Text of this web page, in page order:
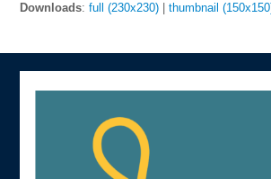
Downloads:full (230x230) |thumbnail